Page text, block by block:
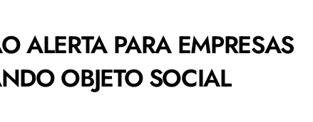
ALERTA PARA EMPRESAS
OBJETO SOCIAL